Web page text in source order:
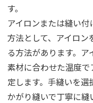
す。
アイロンまたは縫い
方法として、アイロ
る方法があります。
素材に合わせた温度
定します。手縫いを
かがり縫いで丁寧に縫